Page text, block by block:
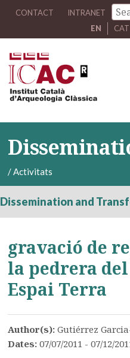
CONTACT INTRANET
EN
CAT
/Activitats
Dissemination and
gravació de
la pedrera
Espai Terra
Author(s):Gutiérrez
Dates:07/07/2011 - 07/12/